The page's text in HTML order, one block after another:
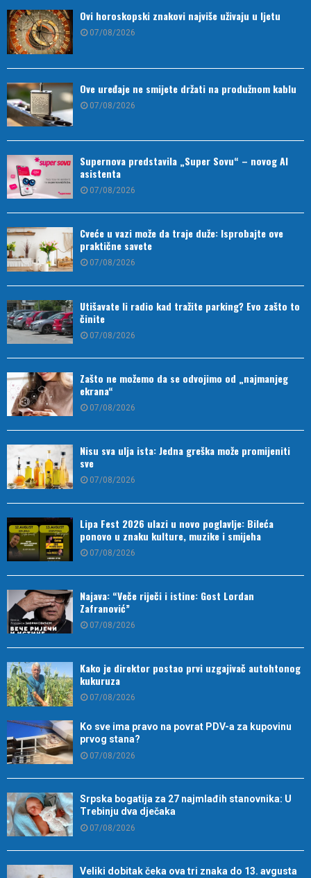
Ovi horoskopski znakovi najviše uživaju u ljetu
07/08/2026
Ove uređaje ne smijete držati na produžnom kablu
07/08/2026
Supernova predstavila „Super Sovu“ – novog AI
asistenta
07/08/2026
Cveće u vazi može da traje duže: Isprobajte ove
praktične savete
07/08/2026
Utišavate li radio kad tražite parking? Evo zašto to
činite
07/08/2026
Zašto ne možemo da se odvojimo od „najmanjeg
ekrana“
07/08/2026
Nisu sva ulja ista: Jedna greška može promijeniti
sve
07/08/2026
Lipa Fest 2026 ulazi u novo poglavlje: Bileća
ponovo u znaku kulture, muzike i smijeha
07/08/2026
Najava: “Veče riječi i istine: Gost Lordan
Zafranović”
07/08/2026
Kako je direktor postao prvi uzgajivač autohtonog
kukuruza
07/08/2026
Ko sve ima pravo na povrat PDV-a za kupovinu
prvog stana?
07/08/2026
Srpska bogatija za 27 najmlađih stanovnika: U
Trebinju dva dječaka
07/08/2026
Veliki dobitak čeka ova tri znaka do 13. avgusta